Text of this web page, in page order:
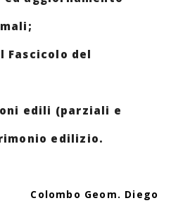
Fascicolo del
edili (parziali e
edilizio.
Colombo Geom. Diego